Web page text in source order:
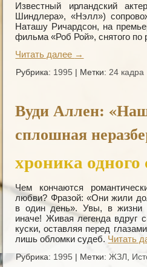
Известный ирландский
Шиндлера», «Нэлл»)
Наташу Ричардсон, на
фильма «Роб Рой», снятого по
Читать далее →
Рубрика: 1995 | Метки: 24 кадра
Вуди Аллен:
сплошная
хроника одного
Чем кончаются
любви? Фразой: «Они жили
в один день». Увы, в жизни
иначе! Живая легенда вдруг
куски, оставляя перед
лишь обломки судеб. Читать
Рубрика: 1995 | Метки: ЖЗЛ,